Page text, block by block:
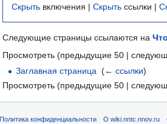
Скрыть включения | Скрыть ссылки |
Следующие страницы ссылаются на
Просмотреть (предыдущие 50 |
Заглавная страница ‎(← ссылки)
Просмотреть (предыдущие 50 |
Политика конфиденциальности О wiki.nntc.nnov.ru